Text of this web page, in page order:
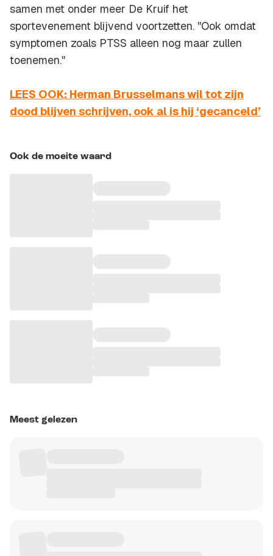
samen met onder meer De Kruif het
sportevenement blijvend voortzetten. ''Ook omdat
symptomen zoals PTSS alleen nog maar zullen
toenemen.''
LEES OOK: Herman Brusselmans wil tot zijn
dood blijven schrijven, ook al is hij ‘gecanceld’
Ook de moeite waard
Meest gelezen